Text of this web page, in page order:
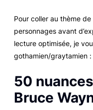
Pour coller au thème
personnages avant
lecture optimisée, je
gothamien/graytamien :
50
Bruce